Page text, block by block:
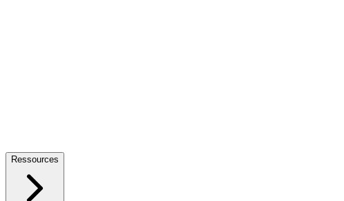
Ressources